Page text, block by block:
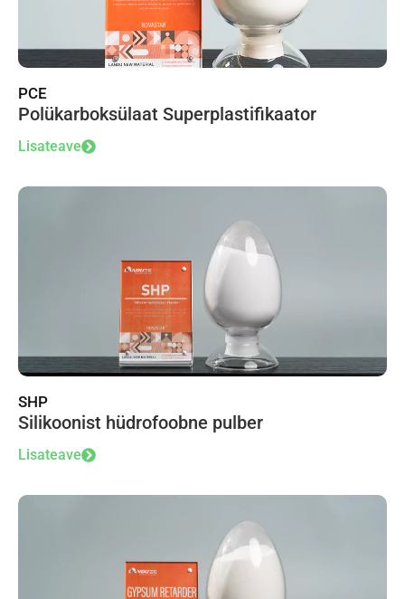
PCE
Polükarboksülaat Superplastifikaator
Lisateave
SHP
Silikoonist hüdrofoobne pulber
Lisateave